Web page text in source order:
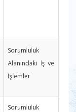
Sorumluluk
Alanındaki İş ve
İşlemler
Sorumluluk